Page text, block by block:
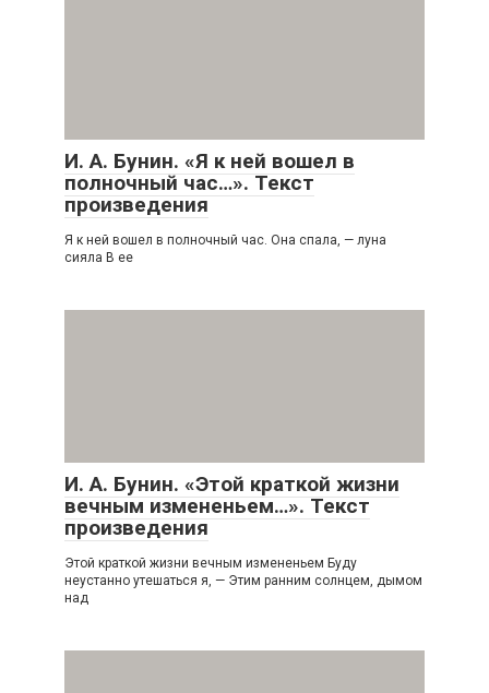
И. А. Бунин. «Я к ней вошел в
полночный час…». Текст
произведения
Я к ней вошел в полночный час. Она спала, — луна
сияла В ее
И. А. Бунин. «Этой краткой жизни
вечным измененьем…». Текст
произведения
Этой краткой жизни вечным измененьем Буду
неустанно утешаться я, — Этим ранним солнцем, дымом
над